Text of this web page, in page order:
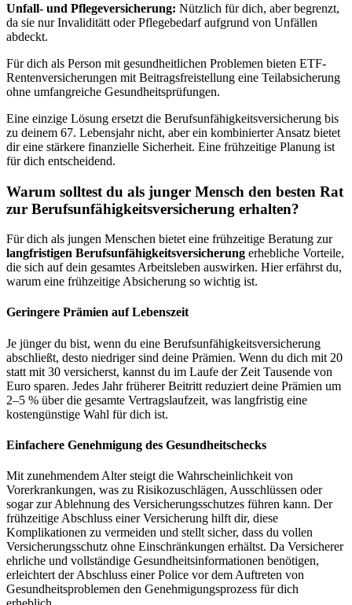
Unfall- und Pflegeversicherung: Nützlich für dich, aber begrenzt,
da sie nur Invaliditätt oder Pflegebedarf aufgrund von Unfällen
abdeckt.
Für dich als Person mit gesundheitlichen Problemen bieten ETF-
Rentenversicherungen mit Beitragsfreistellung eine Teilabsicherung
ohne umfangreiche Gesundheitsprüfungen.
Eine einzige Lösung ersetzt die Berufsunfähigkeitsversicherung bis
zu deinem 67. Lebensjahr nicht, aber ein kombinierter Ansatz bietet
dir eine stärkere finanzielle Sicherheit. Eine frühzeitige Planung ist
für dich entscheidend.
Warum solltest du als junger Mensch den besten Rat
zur Berufsunfähigkeitsversicherung erhalten?
Für dich als jungen Menschen bietet eine frühzeitige Beratung zur
langfristigen Berufsunfähigkeitsversicherung erhebliche Vorteile,
die sich auf dein gesamtes Arbeitsleben auswirken. Hier erfährst du,
warum eine frühzeitige Absicherung so wichtig ist.
Geringere Prämien auf Lebenszeit
Je jünger du bist, wenn du eine Berufsunfähigkeitsversicherung
abschließt, desto niedriger sind deine Prämien. Wenn du dich mit 20
statt mit 30 versicherst, kannst du im Laufe der Zeit Tausende von
Euro sparen. Jedes Jahr früherer Beitritt reduziert deine Prämien um
2–5 % über die gesamte Vertragslaufzeit, was langfristig eine
kostengünstige Wahl für dich ist.
Einfachere Genehmigung des Gesundheitschecks
Mit zunehmendem Alter steigt die Wahrscheinlichkeit von
Vorerkrankungen, was zu Risikozuschlägen, Ausschlüssen oder
sogar zur Ablehnung des Versicherungsschutzes führen kann. Der
frühzeitige Abschluss einer Versicherung hilft dir, diese
Komplikationen zu vermeiden und stellt sicher, dass du vollen
Versicherungsschutz ohne Einschränkungen erhältst. Da Versicherer
ehrliche und vollständige Gesundheitsinformationen benötigen,
erleichtert der Abschluss einer Police vor dem Auftreten von
Gesundheitsproblemen den Genehmigungsprozess für dich